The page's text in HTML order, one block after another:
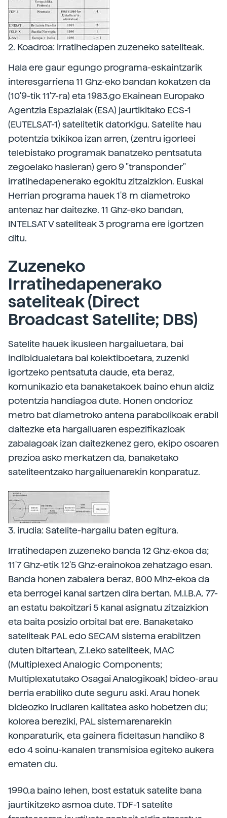
2. Koadroa: irratihedapen zuzeneko sateliteak.
Hala ere gaur egungo programa-eskaintzarik
interesgarriena 11 Ghz-eko bandan kokatzen da
(10'9-tik 11'7-ra) eta 1983.go Ekainean Europako
Agentzia Espazialak (ESA) jaurtikitako ECS-1
(EUTELSAT-1) satelitetik datorkigu. Satelite hau
potentzia txikikoa izan arren, (zentru igorleei
telebistako programak banatzeko pentsatuta
zegoelako hasieran) gero 9 "transponder"
irratihedapenerako egokitu zitzaizkion. Euskal
Herrian programa hauek 1'8 m diametroko
antenaz har daitezke. 11 Ghz-eko bandan,
INTELSAT V sateliteak 3 programa ere igortzen
ditu.
Zuzeneko
Irratihedapenerako
sateliteak (Direct
Broadcast Satellite; DBS)
Satelite hauek ikusleen hargailuetara, bai
indibidualetara bai kolektiboetara, zuzenki
igortzeko pentsatuta daude, eta beraz,
komunikazio eta banaketakoek baino ehun aldiz
potentzia handiagoa dute. Honen ondorioz
metro bat diametroko antena parabolikoak erabil
daitezke eta hargailuaren espezifikazioak
zabalagoak izan daitezkenez gero, ekipo osoaren
prezioa asko merkatzen da, banaketako
sateliteentzako hargailuenarekin konparatuz.
3. irudia: Satelite-hargailu baten egitura.
Irratihedapen zuzeneko banda 12 Ghz-ekoa da;
11'7 Ghz-etik 12'5 Ghz-erainokoa zehatzago esan.
Banda honen zabalera beraz, 800 Mhz-ekoa da
eta berrogei kanal sartzen dira bertan. M.I.B.A. 77-
an estatu bakoitzari 5 kanal asignatu zitzaizkion
eta baita posizio orbital bat ere. Banaketako
sateliteak PAL edo SECAM sistema erabiltzen
duten bitartean, Z.I.eko sateliteek, MAC
(Multiplexed Analogic Components;
Multiplexatutako Osagai Analogikoak) bideo-arau
berria erabiliko dute seguru aski. Arau honek
bideozko irudiaren kalitatea asko hobetzen du;
kolorea bereziki, PAL sistemarenarekin
konparaturik, eta gainera fideltasun handiko 8
edo 4 soinu-kanalen transmisioa egiteko aukera
ematen du.
1990.a baino lehen, bost estatuk satelite bana
jaurtikitzeko asmoa dute. TDF-1 satelite